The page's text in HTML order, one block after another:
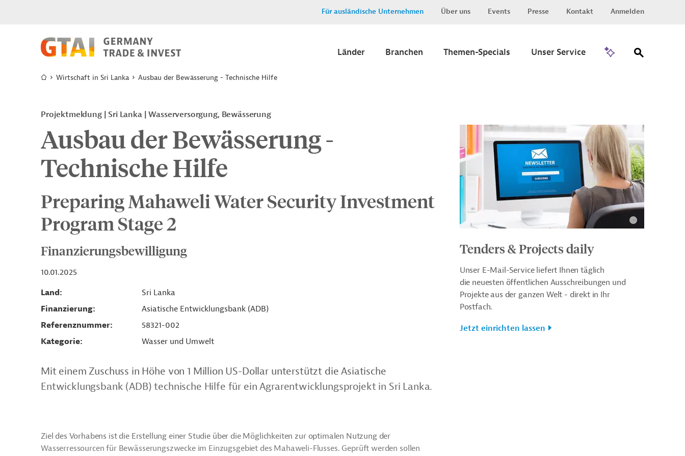
Für ausländische Unternehmen Über uns Events Presse Kontakt Anmelden
Länder Branchen Themen-Specials Unser Service
Wirtschaft in Sri Lanka Ausbau der Bewässerung - Technische Hilfe
Projektmeldung Sri Lanka Wasserversorgung, Bewässerung
Ausbau der Bewässerung -
Technische Hilfe
Preparing Mahaweli Water Security Investment
Program Stage 2
Finanzierungsbewilligung
10.01.2025
Land
Sri Lanka
Finanzierung
Asiatische Entwicklungsbank (ADB)
Referenznummer
58321-002
Kategorie
Wasser und Umwelt
Mit einem Zuschuss in Höhe von 1 Million US-Dollar unterstützt die Asiatische
Entwicklungsbank (ADB) technische Hilfe für ein Agrarentwicklungsprojekt in Sri Lanka.
Ziel des Vorhabens ist die Erstellung einer Studie über die Möglichkeiten zur optimalen Nutzung der
Wasserressourcen für Bewässerungszwecke im Einzugsgebiet des Mahaweli-Flusses. Geprüft werden sollen
Tenders & Projects daily
Unser E-Mail-Service liefert Ihnen täglich
die neuesten öffentlichen Ausschreibungen und
Projekte aus der ganzen Welt - direkt in Ihr
Postfach.
Jetzt einrichten lassen